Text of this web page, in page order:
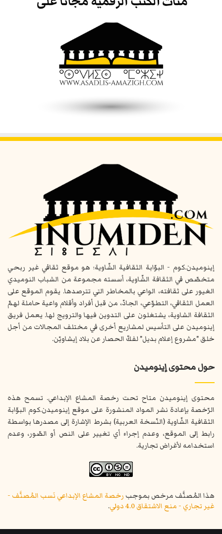
إينوميدن.كوم - البوّابة الثقافية الشّاوية؛ هو موقع ثقافي غير ربحي
متخصّص في الثقافة الشّاوية، أسسته مجموعة من الشباب النوميدي
الغيور على ثقافته، الواعي بالمخاطر التي تترصدها. يقوم الموقع على
العمل الثقافي، التطوّعي، الجادّ، من قبل أفراد وأقلام واعية حاملة لهمّ
الثقافة الشاوية، يشتغلون على التدوين فيها والترويج لها. يعمل فريق
إينوميدن على التأسيس لمشاريع أخرى في مختلف المجالات من أجل
خلق "مشروع إعلام بديل" لفكّ الحصار عن بلاد إيشاويّن.
حول محتوى إينوميدن
محتوى إينوميدن متاح تحت رخصة المشاع الإبداعي. تسمح هذه
الرّخصة بإعادة نشر المواد المنشورة على موقع إينوميدن.كوم البوّابة
الثقافية الشّاوية (النّسخة العربية) بشرط الإشارة إلى مصدرها بواسطة
رابط إلى الموقع، وعدم إجراء أي تغيير على النص أو الصّور، وعدم
استخدامه لأغراض تجارية.
هذا المُصنَّف مرخص بموجب رخصة المشاع الإبداعي نَسب المُصنَّف -
غير تجاري - منع الاشتقاق 4.0 دولي
.